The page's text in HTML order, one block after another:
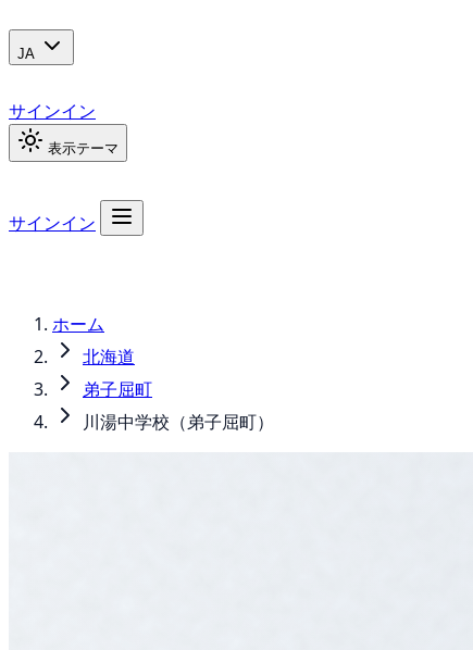
JA
サインイン
表示テーマ
サインイン
ホーム
北海道
弟子屈町
川湯中学校（弟子屈町）